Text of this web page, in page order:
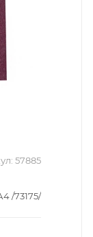
57885
/73175/